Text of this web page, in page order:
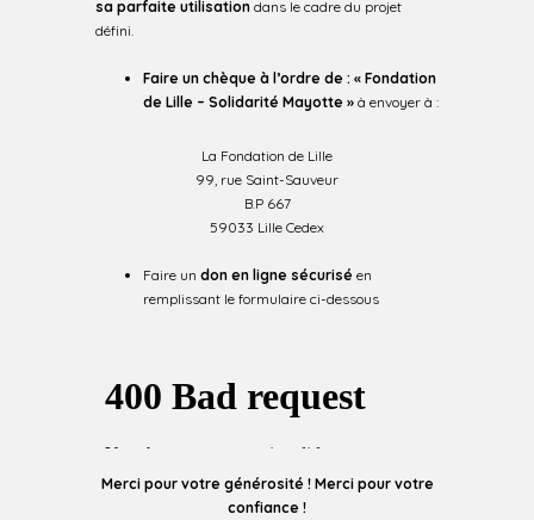
sa parfaite utilisation dans le cadre du projet
défini.
Faire un chèque à l’ordre de : « Fondation
de Lille – Solidarité Mayotte » à envoyer à :
La Fondation de Lille
99, rue Saint-Sauveur
B.P 667
59033 Lille Cedex
Faire un don en ligne sécurisé en
remplissant le formulaire ci-dessous
Merci pour votre générosité ! Merci pour votre
confiance !